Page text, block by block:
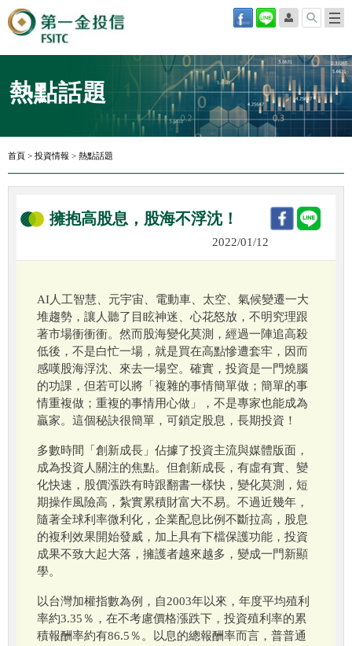
熱點話題
首頁 > 投資情報 > 熱點話題
擁抱高股息，股海不浮沈！
2022/01/12
AI人工智慧、元宇宙、電動車、太空、氣候變遷一大
堆趨勢，讓人聽了目眩神迷、心花怒放，不明究理跟
著市場衝衝衝。然而股海變化莫測，經過一陣追高殺
低後，不是白忙一場，就是買在高點慘遭套牢，因而
感嘆股海浮沈、來去一場空。確實，投資是一門燒腦
的功課，但若可以將「複雜的事情簡單做；簡單的事
情重複做；重複的事情用心做」，不是專家也能成為
贏家。這個秘訣很簡單，可鎖定股息，長期投資！
多數時間「創新成長」佔據了投資主流與媒體版面，
成為投資人關注的焦點。但創新成長，有虛有實、變
化快速，股價漲跌有時跟翻書一樣快，變化莫測，短
期操作風險高，紮實累積財富大不易。不過近幾年，
隨著全球利率微利化，企業配息比例不斷拉高，股息
的複利效果開始發威，加上具有下檔保護功能，投資
成果不致大起大落，擁護者越來越多，變成一門新顯
學。
以台灣加權指數為例，自2003年以來，年度平均殖利
率約3.35％，在不考慮價格漲跌下，投資殖利率的累
積報酬率約有86.5％。以息的總報酬率而言，普普通